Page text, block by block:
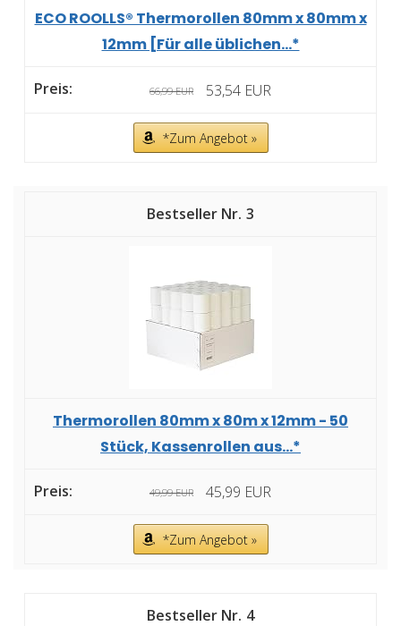
ECO ROOLLS® Thermorollen 80mm x 80mm x
12mm [Für alle üblichen...*
66,99 EUR 53,54 EUR
*Zum Angebot »
3
Thermorollen 80mm x 80m x 12mm - 50
Stück, Kassenrollen aus...*
49,99 EUR 45,99 EUR
*Zum Angebot »
4